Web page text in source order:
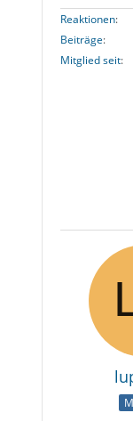
Reaktionen
Beiträge
Mitglied seit